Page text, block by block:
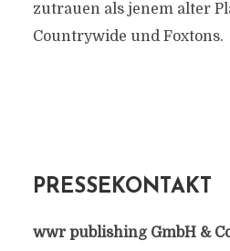
zutrauen als jenem alter
Countrywide und Foxtons.
PRESSEKONTAKT
wwr publishing GmbH &